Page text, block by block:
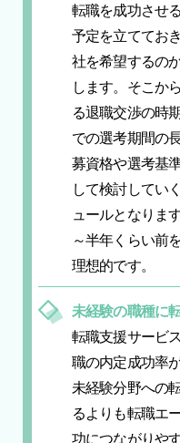
転職を成功させ
予定を立ててお
社を希望するの
します。そこか
る退職交渉の時
での選考期間の
募資格や選考基
して検討してい
ュールとなりま
～半年くらい前
理想的です。
未経験の職種に
転職支援サービ
職の内定成功率
未経験分野への
るよりも転職エ
功につながりや